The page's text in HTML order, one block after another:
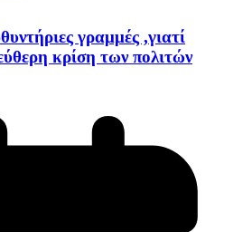
γραμμές ,γιατί
κρίση των πολιτών